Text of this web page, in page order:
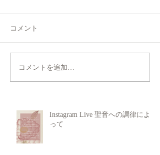
コメント
コメントを追加…
Instagram Live 聖音への調律によ
って